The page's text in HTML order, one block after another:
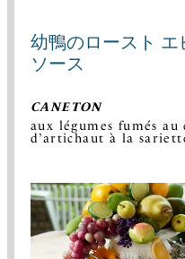
幼鴨のロースト
ソース
CANETON
aux légumes fumés
d’artichaut à la